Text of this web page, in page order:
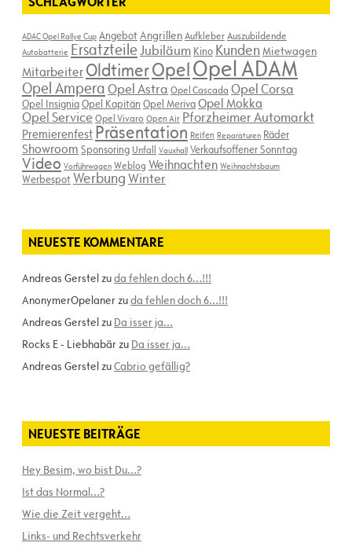
ADAC Opel Rallye Cup AngebotAngrillenAufkleberAuszubildende
Autobatterie ErsatzteileJubiläum Kino KundenMietwagen
Mitarbeiter OldtimerOpelOpel ADAM
Opel AmperaOpel Astra Opel Cascada Opel Corsa
Opel InsigniaOpel Kapitän Opel MerivaOpel Mokka
Opel ServiceOpel Vivaro Open Air Pforzheimer Automarkt
Premierenfest Präsentation Reifen Reparaturen Räder
Showroom Sponsoring Unfall Vauxhall Verkaufsoffener Sonntag
Video Vorführwagen Weblog Weihnachten Weihnachtsbaum
WerbespotWerbungWinter
NEUESTE KOMMENTARE
Andreas Gerstelzuda fehlen doch 6…!!!
AnonymerOpelanerzuda fehlen doch 6…!!!
Andreas Gerstelzu Da isser ja…
Rocks E - Liebhabärzu Da isser ja…
Andreas GerstelzuCabrio gefällig?
NEUESTE BEITRÄGE
Hey Besim, wo bist Du…?
Ist das Normal…?
Wie die Zeit vergeht…
Links- und Rechtsverkehr